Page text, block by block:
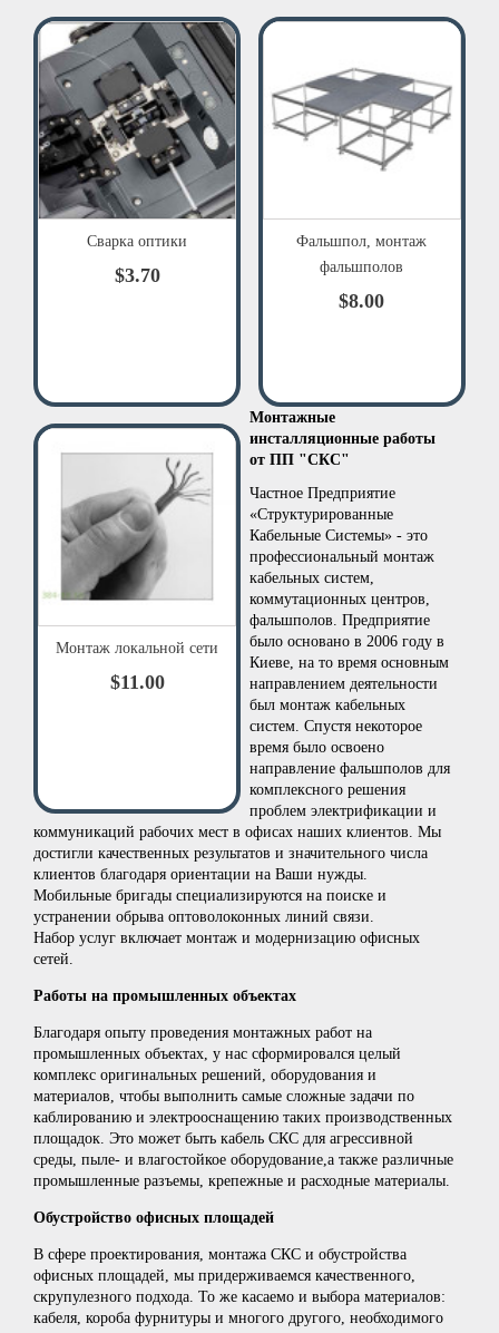
Сварка оптики
$3.70
Фальшпол, монтаж
фальшполов
$8.00
Монтаж локальной сети
$11.00
Монтажные
инсталляционные работы
от ПП "СКС"
Частное Предприятие
«Структурированные
Кабельные Системы» - это
профессиональный монтаж
кабельных систем,
коммутационных центров,
фальшполов. Предприятие
было основано в 2006 году в
Киеве, на то время основным
направлением деятельности
был монтаж кабельных
систем. Спустя некоторое
время было освоено
направление фальшполов для
комплексного решения
проблем электрификации и
коммуникаций рабочих мест в офисах наших клиентов. Мы
достигли качественных результатов и значительного числа
клиентов благодаря ориентации на Ваши нужды.
Мобильные бригады специализируются на поиске и
устранении обрыва оптоволоконных линий связи.
Набор услуг включает монтаж и модернизацию офисных
сетей.
Работы на промышленных объектах
Благодаря опыту проведения монтажных работ на
промышленных объектах, у нас сформировался целый
комплекс оригинальных решений, оборудования и
материалов, чтобы выполнить самые сложные задачи по
каблированию и электрооснащению таких производственных
площадок. Это может быть кабель СКС для агрессивной
среды, пыле- и влагостойкое оборудование,а также различные
промышленные разъемы, крепежные и расходные материалы.
Обустройство офисных площадей
В сфере проектирования, монтажа СКС и обустройства
офисных площадей, мы придерживаемся качественного,
скрупулезного подхода. То же касаемо и выбора материалов:
кабеля, короба фурнитуры и многого другого, необходимого